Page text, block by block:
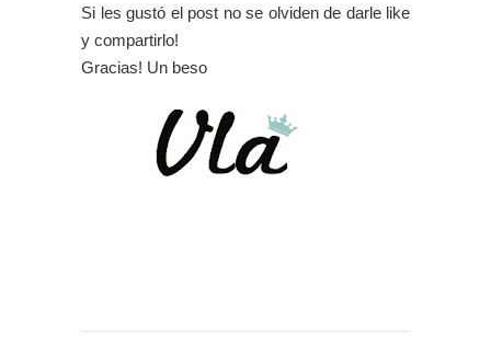
Si les gustó el post no se olviden de darle like
y compartirlo!
Gracias! Un beso